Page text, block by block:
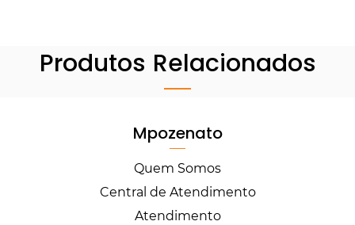
Produtos Relacionados
Mpozenato
Quem Somos
Central de Atendimento
Atendimento